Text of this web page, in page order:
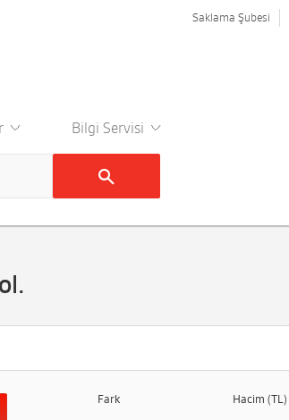
Saklama Şubesi
Bilgi Servisi
Fark Hacim (TL)